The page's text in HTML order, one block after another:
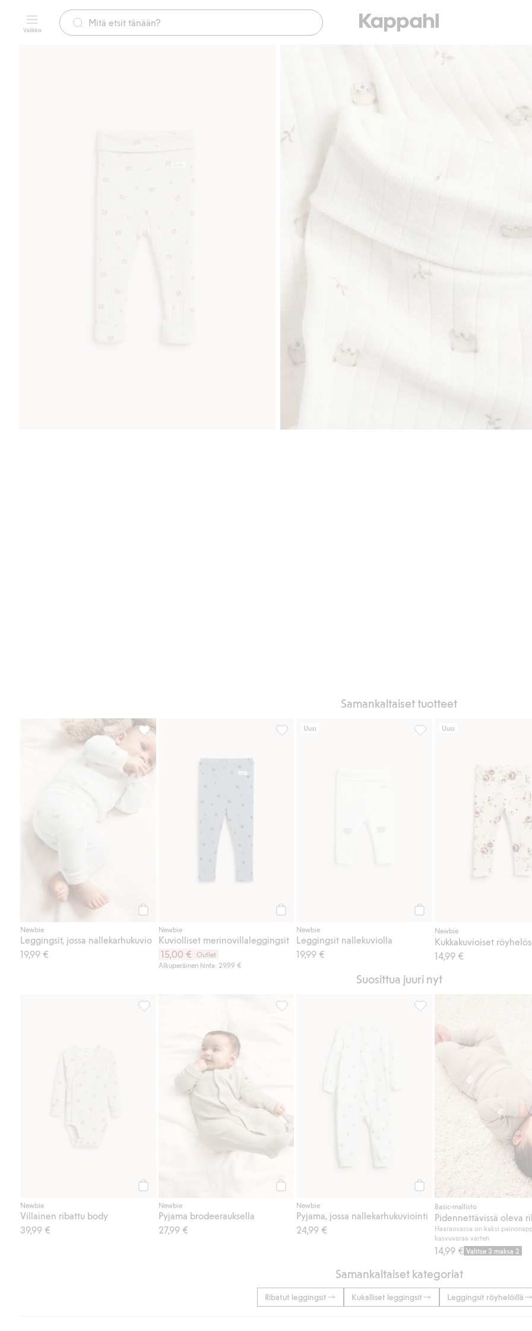
Valikko
Sujuva maksaminen Klarnalla
Samankaltaiset tuotteet
Newbie
Leggingsit, jossa nallekarhukuvio
19,99 €
Leggingsit, jossa nallekarhukuvio, Lisää suosikkeihin
Newbie
Kuviolliset merinovillaleggingsit
15,00 €
Outlet
Alkuperäinen hinta: 29,99 €
Uusi
Newbie
Leggingsit nallekuviolla
19,99 €
Uusi
Newbie
14,99 €
Suosittua juuri nyt
Newbie
Villainen ribattu body
39,99 €
Newbie
Pyjama brodeerauksella
27,99 €
Newbie
Pyjama, jossa nallekarhukuviointi
24,99 €
Basic-mallisto
Haaraosassa on kaksi
kasvuvaraa varten
14,99 € Valitse 3 maksa 2
Samankaltaiset kategoriat
Ribatut leggingsit Kukalliset leggingsit Leggingsit röyhelöillä